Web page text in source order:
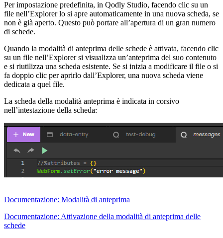
Per impostazione predefinita, in Qodly Studio, facendo clic su un
file nell’Explorer lo si apre automaticamente in una nuova scheda, se
non è già aperto. Questo può portare all’apertura di un gran numero
di schede.
Quando la modalità di anteprima delle schede è attivata, facendo clic
su un file nell’Explorer si visualizza un’anteprima del suo contenuto
e si riutilizza una scheda esistente. Se si inizia a modificare il file o si
fa doppio clic per aprirlo dall’Explorer, una nuova scheda viene
dedicata a quel file.
La scheda della modalità anteprima è indicata in corsivo
nell’intestazione della scheda:
Documentazione: Modalità di anteprima
Documentazione: Attivazione della modalità di anteprima delle
schede